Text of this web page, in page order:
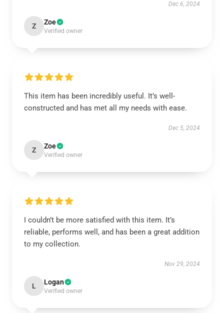
Dec 6, 2024
Z Zoe
Verified owner
This item has been incredibly useful. It’s well-
constructed and has met all my needs with ease.
Dec 5, 2024
Z Zoe
Verified owner
I couldn’t be more satisfied with this item. It’s
reliable, performs well, and has been a great addition
to my collection.
Nov 29, 2024
L Logan
Verified owner